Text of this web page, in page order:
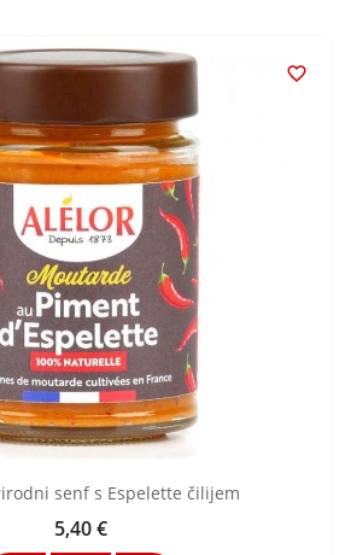

senf s Espelette čilijem
Cijena
5,40 €